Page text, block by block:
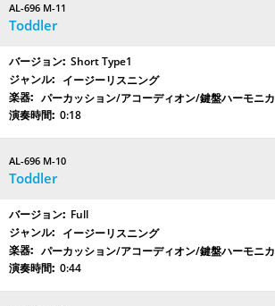
AL-696 M-11
Toddler
Short Type1
イージーリスニング
パーカッション/アコーディオン/鍵盤ハーモニカ
0:18
AL-696 M-10
Toddler
Full
イージーリスニング
パーカッション/アコーディオン/鍵盤ハーモニカ
0:44